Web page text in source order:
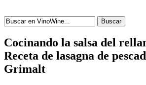
Buscar
Cocinando la salsa del
Receta de lasagna de
Grimalt